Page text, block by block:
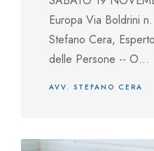
Europa Via Boldrini
Stefano Cera,
delle Persone -- O...
AVV. STEFANO CERA